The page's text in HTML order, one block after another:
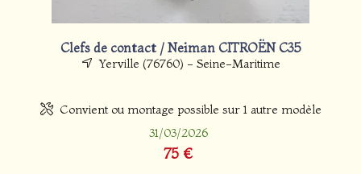
Clefs de contact / Neiman CITROËN C35
Yerville (76760) - Seine-Maritime
Convient ou montage possible sur 1 autre modèle
31/03/2026
75 €